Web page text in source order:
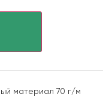
материал 70 г/м